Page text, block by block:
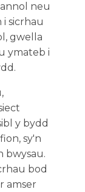
neu
sicrhau
gwella
ymateb i
y bydd
sy'n
bwysau.
bod
amser